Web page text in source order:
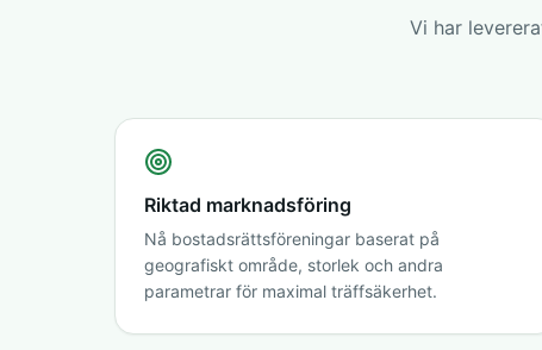
Vi har
Riktad marknadsföring
Nå bostadsrättsföreningar baserat på
geografiskt område, storlek och andra
parametrar för maximal träffsäkerhet.